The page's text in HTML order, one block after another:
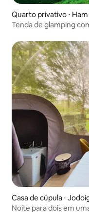
Quarto privativo ⋅ Ham
Tenda de glamping
Casa de cúpula ⋅
Noite para dois em